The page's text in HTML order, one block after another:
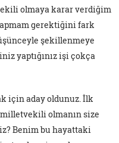
olmaya karar verdiğim
gerektiğini fark
şekillenmeye
yaptığınız işi çokça
için aday oldunuz. İlk
olmanın size
Benim bu hayattaki